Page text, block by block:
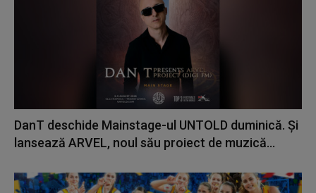
DanT deschide Mainstage-ul UNTOLD duminică. Și
lansează ARVEL, noul său proiect de muzică...